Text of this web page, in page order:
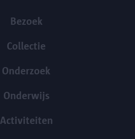
Bezoek
Collectie
Onderzoek
Onderwijs
Activiteiten